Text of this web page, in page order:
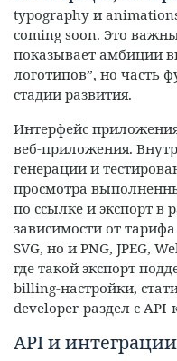
typography и
coming soon. Это
показывает амбиции
логотипов”, но часть
стадии развития.
Интерфейс
веб-приложения.
генерации и
просмотра
по ссылке и экспорт в
зависимости от
SVG, но и PNG, JPEG,
где такой экспорт
billing-настройки,
developer-раздел с
API и интеграции